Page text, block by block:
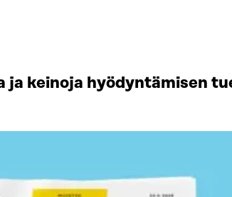
ja keinoja hyödyntämisen